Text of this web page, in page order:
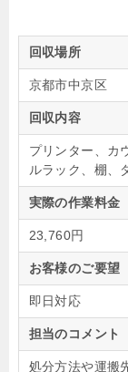
回収場所
京都市中京区
回収内容
プリンター、カ
ルラック、棚、
実際の作業料金
23,760円
お客様のご要望
即日対応
担当のコメント
処分方法や運搬